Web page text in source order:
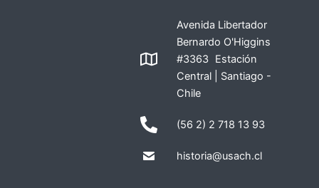
Avenida Libertador
Bernardo O'Higgins
#3363 Estación
Central | Santiago -
Chile
(56 2) 2 718 13 93
historia@usach.cl